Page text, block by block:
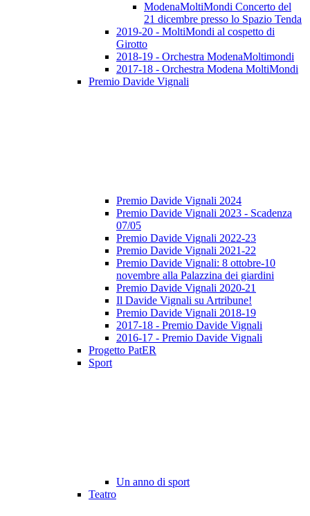
ModenaMoltiMondi Concerto del
21 dicembre presso lo Spazio Tenda
2019-20 - MoltiMondi al cospetto di
Girotto
2018-19 - Orchestra ModenaMoltimondi
2017-18 - Orchestra Modena MoltiMondi
Premio Davide Vignali
Premio Davide Vignali 2024
Premio Davide Vignali 2023 - Scadenza
07/05
Premio Davide Vignali 2022-23
Premio Davide Vignali 2021-22
Premio Davide Vignali: 8 ottobre-10
novembre alla Palazzina dei giardini
Premio Davide Vignali 2020-21
Il Davide Vignali su Artribune!
Premio Davide Vignali 2018-19
2017-18 - Premio Davide Vignali
2016-17 - Premio Davide Vignali
Progetto PatER
Sport
Un anno di sport
Teatro